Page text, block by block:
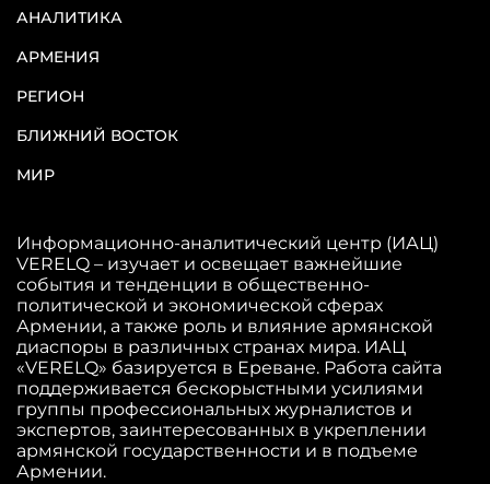
АНАЛИТИКА
АРМЕНИЯ
РЕГИОН
БЛИЖНИЙ ВОСТОК
МИР
Информационно-аналитический центр (ИАЦ)
VERELQ – изучает и освещает важнейшие
события и тенденции в общественно-
политической и экономической сферах
Армении, а также роль и влияние армянской
диаспоры в различных странах мира. ИАЦ
«VERELQ» базируется в Ереване. Работа сайта
поддерживается бескорыстными усилиями
группы профессиональных журналистов и
экспертов, заинтересованных в укреплении
армянской государственности и в подъеме
Армении.